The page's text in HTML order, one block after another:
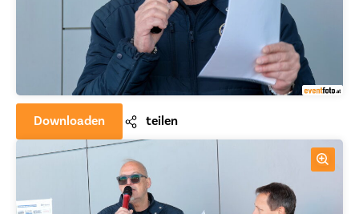
Downloaden teilen